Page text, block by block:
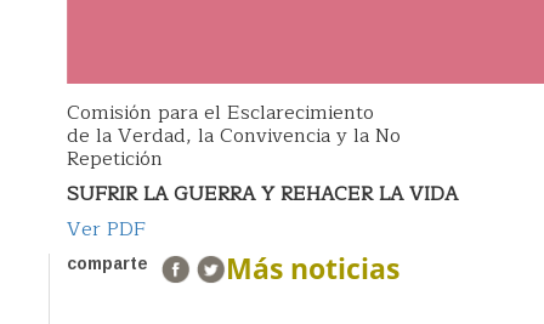
Comisión para el Esclarecimiento
de la Verdad, la Convivencia y la No
Repetición
SUFRIR LA GUERRA Y REHACER LA VIDA
Ver PDF
comparte Más noticias